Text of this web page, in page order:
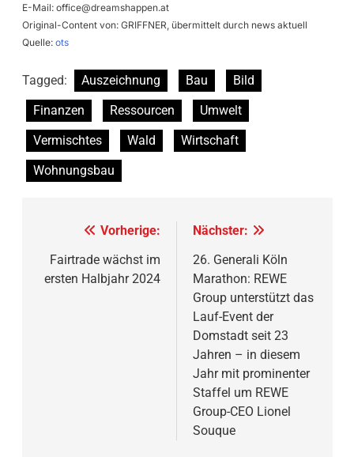
E-Mail: office@dreamshappen.at
Original-Content von: GRIFFNER, übermittelt durch news aktuell
Quelle: ots
Tagged: Auszeichnung Bau
Bild
Finanzen
Ressourcen
Umwelt
Vermischtes
Wald
Wirtschaft
Wohnungsbau
Beitragsnavigation
Vorherige:
Fairtrade wächst im
ersten Halbjahr 2024
Nächster:
26. Generali Köln
Marathon: REWE
Group unterstützt das
Lauf-Event der
Domstadt seit 23
Jahren – in diesem
Jahr mit prominenter
Staffel um REWE
Group-CEO Lionel
Souque